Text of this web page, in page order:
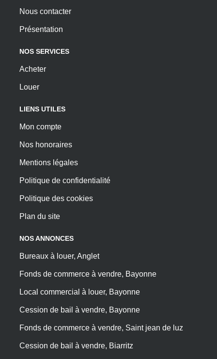
Nous contacter
Présentation
NOS SERVICES
Acheter
Louer
LIENS UTILES
Mon compte
Nos honoraires
Mentions légales
Politique de confidentialité
Politique des cookies
Plan du site
NOS ANNONCES
Bureaux à louer, Anglet
Fonds de commerce à vendre, Bayonne
Local commercial à louer, Bayonne
Cession de bail à vendre, Bayonne
Fonds de commerce à vendre, Saint jean de luz
Cession de bail à vendre, Biarritz